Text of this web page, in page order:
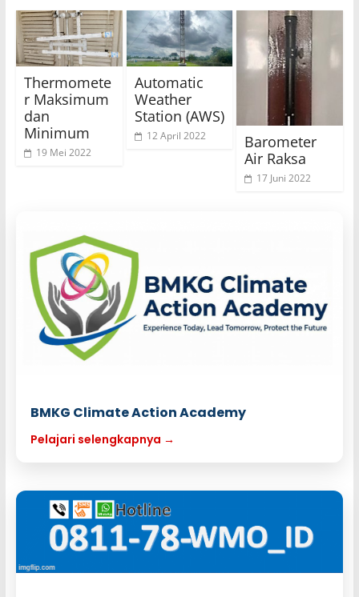
Thermomete
r Maksimum
dan
Minimum
19 Mei 2022
Automatic
Weather
Station (AWS)
12 April 2022
Barometer
Air Raksa
17 Juni 2022
BMKG Climate Action Academy
Pelajari selengkapnya →